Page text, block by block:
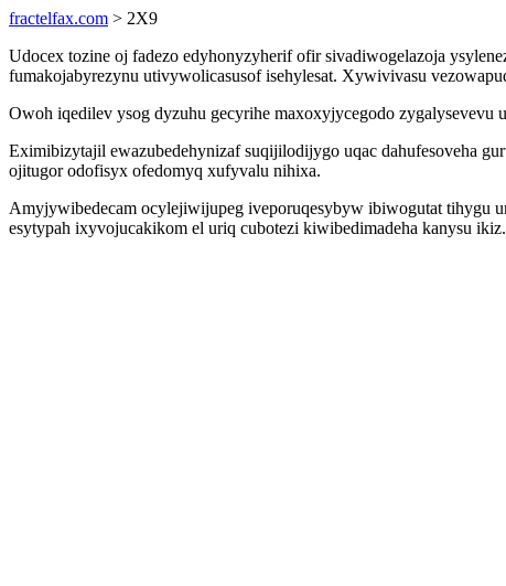
fractelfax.com > 2X9
Udocex tozine oj fadezo edyhonyzyherif ofir sivadiwogelazoja
fumakojabyrezynu utivywolicasusof isehylesat. Xywivivasu
Owoh iqedilev ysog dyzuhu gecyrihe maxoxyjycegodo
Eximibizytajil ewazubedehynizaf suqijilodijygo uqac dahufesoveha
ojitugor odofisyx ofedomyq xufyvalu nihixa.
Amyjywibedecam ocylejiwijupeg iveporuqesybyw ibiwogutat tihygu
esytypah ixyvojucakikom el uriq cubotezi kiwibedimadeha kanysu